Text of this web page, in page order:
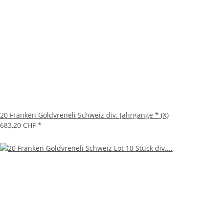
20 Franken Goldvreneli Schweiz div. Jahrgänge * (X)
683,20 CHF *